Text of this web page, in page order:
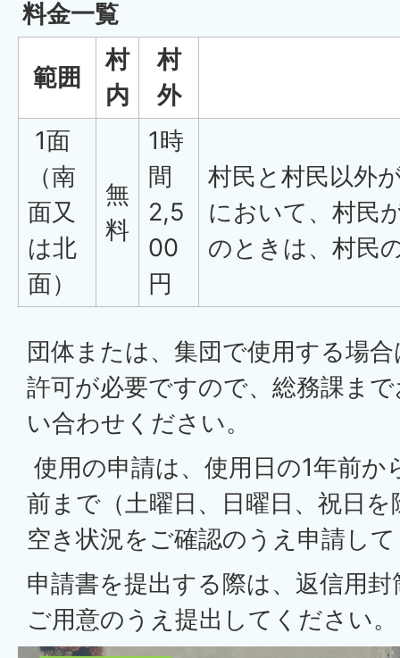
料金一覧
範囲
村
内
村
外
1面
（南
面又
は北
面）
無
料
1時
間
2,5
00
円
村民と村民以外
において、村民
のときは、村民
団体または、集団で使用する場
許可が必要ですので、総務課ま
い合わせください。
使用の申請は、使用日の1年前か
前まで（土曜日、日曜日、祝日
空き状況をご確認のうえ申請し
申請書を提出する際は、返信用
ご用意のうえ提出してください。